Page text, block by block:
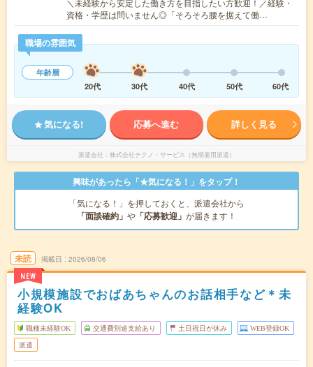
＼未経験から安定した働き方を目指したい方歓迎！／経験・
資格・学歴は問いません◎「そろそろ腰を据えて働…
職場の雰囲気
年齢層
20代
30代 40代 50代 60代
気になる! 応募へ進む 詳しく見る
派遣会社 株式会社テクノ・サービス（無期雇用派遣）
興味があったら「★気になる！」をタップ！
「気になる！」を押しておくと、派遣会社から
「面談確約」 や 「応募歓迎」 が届きます！
未読
NEW
掲載日 2026/08/06
小規模施設でおばあちゃんのお話相手など＊未
経験OK
職種未経験OK 交通費別途支給あり 土日祝日が休み WEB登録OK
派遣